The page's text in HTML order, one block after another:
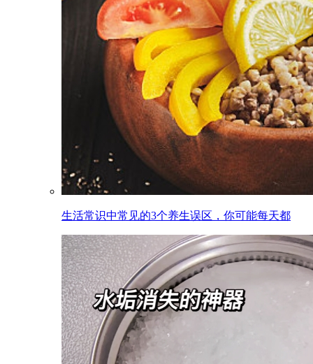
生活常识中常见的3个养生误区，你可能每天都